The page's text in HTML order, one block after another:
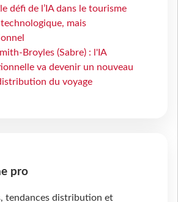
défi de l’IA dans le tourisme
technologique, mais
Broyles (Sabre) : l'IA
va devenir un nouveau
du voyage
pro
tendances distribution et